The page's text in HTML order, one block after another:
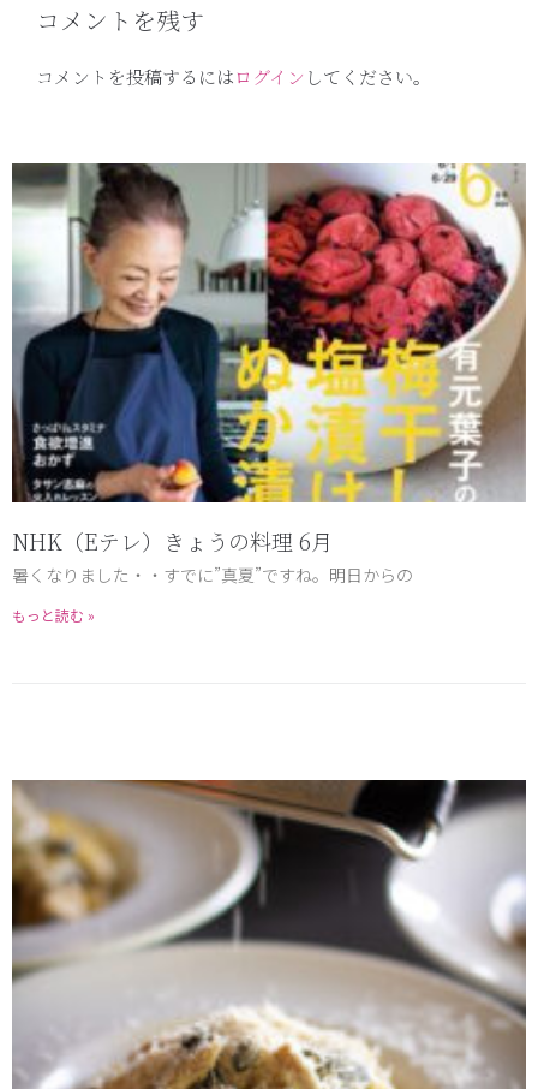
コメントを残す
コメントを投稿するにはログイン してください。
NHK（Eテレ）きょうの料理 6月
暑くなりました・・すでに”真夏”ですね。明日からの
もっと読む »